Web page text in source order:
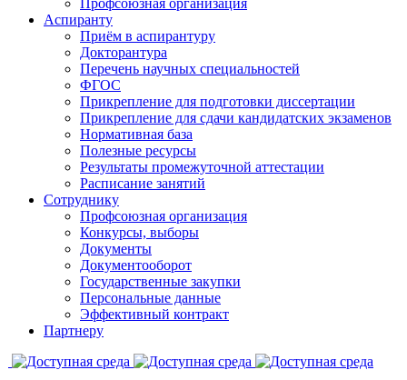
Профсоюзная организация
Аспиранту
Приём в аспирантуру
Докторантура
Перечень научных специальностей
ФГОС
Прикрепление для подготовки диссертации
Прикрепление для сдачи кандидатских экзаменов
Нормативная база
Полезные ресурсы
Результаты промежуточной аттестации
Расписание занятий
Сотруднику
Профсоюзная организация
Конкурсы, выборы
Документы
Документооборот
Государственные закупки
Персональные данные
Эффективный контракт
Партнеру